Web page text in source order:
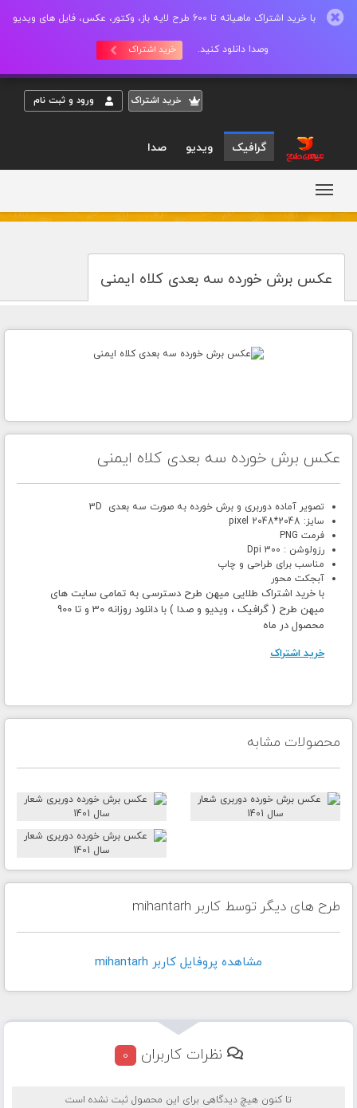
با خرید اشتراک ماهیانه تا 600 طرح لایه باز، وکتور، عکس، فایل های ویدیو
وصدا دانلود کنید. خرید اشتراک
خريد اشتراک ورود و ثبت نام
گرافیک ویدیو صدا
عکس برش خورده سه بعدی کلاه ایمنی
عکس برش خورده سه بعدی کلاه ایمنی
تصویر آماده دوربری و برش خورده به صورت سه بعدی 3D
سایز: 2048*2048 pixel
فرمت PNG
رزولوشن : 300 Dpi
مناسب برای طراحی و چاپ
آبجکت محور
با خرید اشتراک طلایی میهن طرح دسترسی به تمامی سایت های
میهن طرح ( گرافیک ، ویدیو و صدا ) با دانلود روزانه 30 و تا 900
محصول در ماه
خرید اشتراک
محصولات مشابه
طرح های دیگر توسط کاربر mihantarh
مشاهده پروفايل کاربر mihantarh
نظرات کاربران 0
تا کنون هیچ دیدگاهی برای این محصول ثبت نشده است